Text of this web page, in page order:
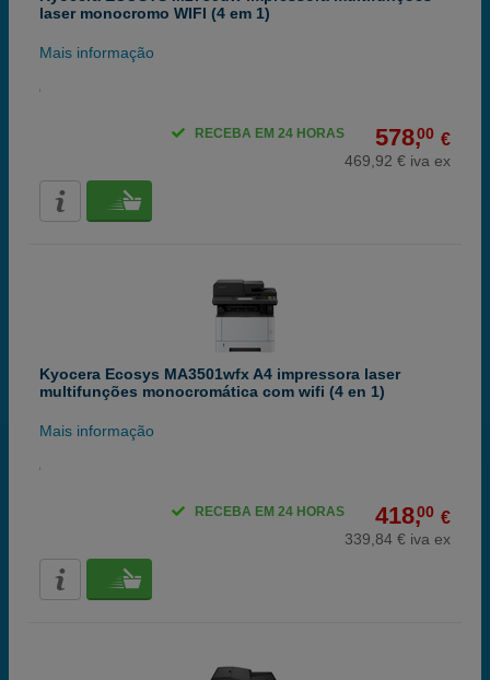
laser monocromo WIFI (4 em 1)
Mais informação
578,00 €
469,92 € iva ex
RECEBA EM 24 HORAS
Kyocera Ecosys MA3501wfx A4 impressora laser
multifunções monocromática com wifi (4 en 1)
Mais informação
418,00 €
339,84 € iva ex
RECEBA EM 24 HORAS